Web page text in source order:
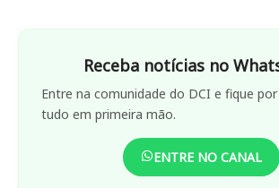
Receba notícias no
Entre na comunidade do DCI e fique
tudo em primeira mão.
ENTRE NO CANAL